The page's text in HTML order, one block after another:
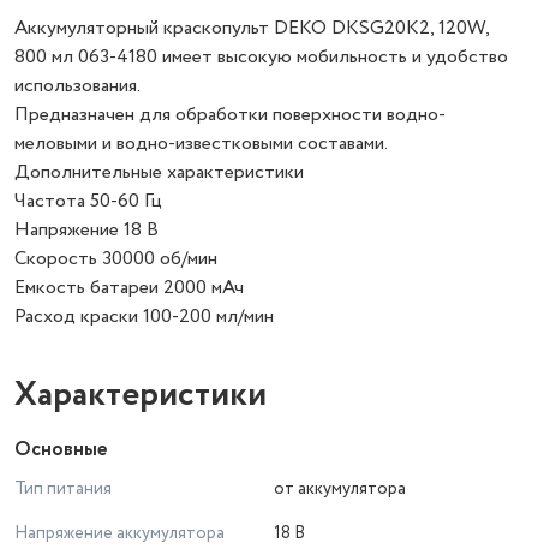
Аккумуляторный краскопульт DEKO DKSG20K2, 120W,
800 мл 063-4180 имеет высокую мобильность и удобство
использования.
Предназначен для обработки поверхности водно-
меловыми и водно-известковыми составами.
Дополнительные характеристики
Частота 50-60 Гц
Напряжение 18 В
Скорость 30000 об/мин
Емкость батареи 2000 мАч
Расход краски 100-200 мл/мин
Характеристики
Основные
Тип питания
от аккумулятора
Напряжение аккумулятора
18 В